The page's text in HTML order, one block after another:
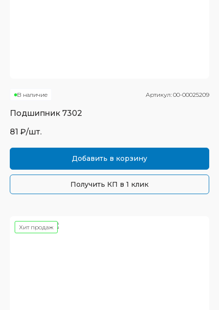
В наличие Артикул: 00-00025209
Подшипник 7302
81 ₽/шт.
Добавить в корзину
Получить КП в 1 клик
Хит продаж